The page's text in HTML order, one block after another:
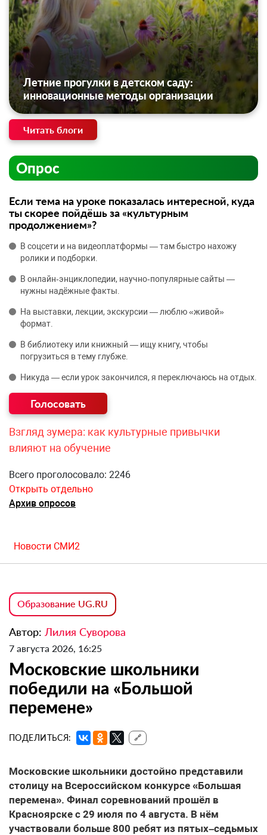
Летние прогулки в детском саду:
инновационные методы организации
Читать блоги
Опрос
Если тема на уроке показалась интересной, куда
ты скорее пойдёшь за «культурным
продолжением»?
В соцсети и на видеоплатформы — там быстро нахожу
ролики и подборки.
В онлайн‑энциклопедии, научно‑популярные сайты —
нужны надёжные факты.
На выставки, лекции, экскурсии — люблю «живой»
формат.
В библиотеку или книжный — ищу книгу, чтобы
погрузиться в тему глубже.
Никуда — если урок закончился, я переключаюсь на отдых.
Взгляд зумера: как культурные привычки
влияют на обучение
Всего проголосовало: 2246
Открыть отдельно
Архив опросов
Новости СМИ2
Образование UG.RU
Автор: Лилия Суворова
7 августа 2026, 16:25
Московские школьники
победили на «Большой
перемене»
ПОДЕЛИТЬСЯ: 🔗
Московские школьники достойно представили
столицу на Всероссийском конкурсе «Большая
перемена». Финал соревнований прошёл в
Красноярске с 29 июля по 4 августа. В нём
участвовали больше 800 ребят из пятых–седьмых